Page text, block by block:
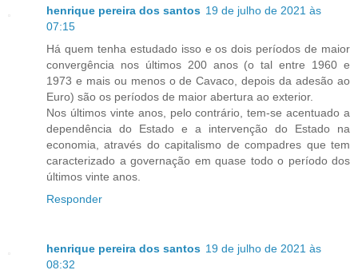
henrique pereira dos santos 19 de julho de 2021 às
07:15
Há quem tenha estudado isso e os dois períodos de maior
convergência nos últimos 200 anos (o tal entre 1960 e
1973 e mais ou menos o de Cavaco, depois da adesão ao
Euro) são os períodos de maior abertura ao exterior.
Nos últimos vinte anos, pelo contrário, tem-se acentuado a
dependência do Estado e a intervenção do Estado na
economia, através do capitalismo de compadres que tem
caracterizado a governação em quase todo o período dos
últimos vinte anos.
Responder
henrique pereira dos santos 19 de julho de 2021 às
08:32